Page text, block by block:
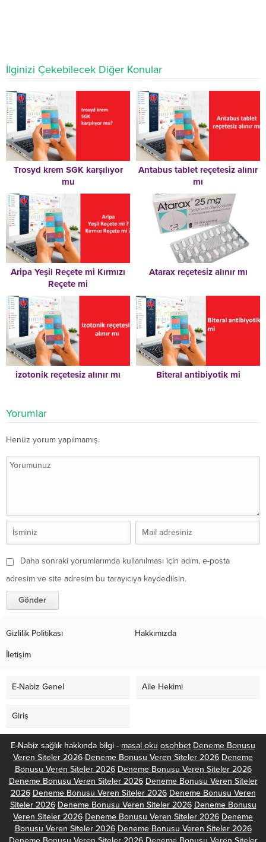
İlginizi Çekebilecek Diğer Konular
Trosyd krem SGK karşılıyor
mu
Antabus tablet reçetesiz alınır
mı
Aripa Yeşil Reçete mi Kırmızı
Reçete mi
Atarax reçetesiz alınır mı
izotonik reçetesiz alınır mı Biteral antibiyotik mi
Yorumlar
Henüz yorum yapılmamış.
Daha sonraki yorumlarımda kullanılması için adım, e-posta
adresim ve site adresim bu tarayıcıya kaydedilsin.
Gizlilik Politikası Hakkımızda
İletişim
E-Nabiz Genel Aile Hekimi
Giriş
E-Nabiz sağlık hakkında bilgi - masal oku osohbet Deneme Bonusu
Veren Siteler 2026 Deneme Bonusu Veren Siteler 2026 Deneme
Bonusu Veren Siteler 2026 Deneme Bonusu Veren Siteler 2026
Deneme Bonusu Veren Siteler 2026 Deneme Bonusu Veren Siteler
2026 Deneme Bonusu Veren Siteler 2026 Deneme Bonusu Veren
Siteler 2026 Deneme Bonusu Veren Siteler 2026 Deneme Bonusu
Veren Siteler 2026 Deneme Bonusu Veren Siteler 2026 Deneme
Bonusu Veren Siteler 2026 Deneme Bonusu Veren Siteler 2026